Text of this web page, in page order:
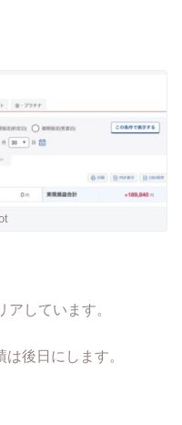
アしています。
後日にします。